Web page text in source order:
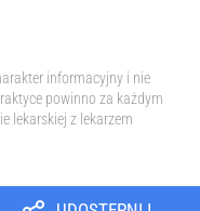
informacyjny i nie
powinno za każdym
lekarskiej z lekarzem